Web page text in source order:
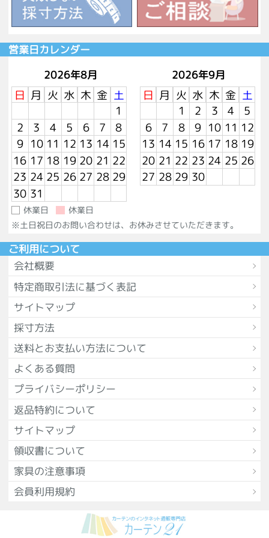
営業日カレンダー
2026年8月
日 月 火 水 木 金 土
1
2
3 4 5 6 7
8
9 10 11 12 13 14 15
16 17 18 19 20 21 22
23 24 25 26 27 28 29
30 31
2026年9月
日 月 火 水 木 金 土
1
2 3 4
5
6
7 8 9 10 11 12
13 14 15 16 17 18 19
20 21 22 23 24 25 26
27 28 29 30
休業日
休業日
※土日祝日のお問い合わせは、お休みさせていただきます。
ご利用について
会社概要
特定商取引法に基づく表記
サイトマップ
採寸方法
送料とお支払い方法について
よくある質問
プライバシーポリシー
返品特約について
サイトマップ
領収書について
家具の注意事項
会員利用規約